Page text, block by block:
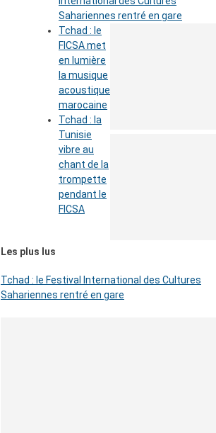
Sahariennes rentré en gare
Tchad : le
FICSA met
en lumière
la musique
acoustique
marocaine
Tchad : la
Tunisie
vibre au
chant de la
trompette
pendant le
FICSA
Les plus lus
Tchad : le Festival International des Cultures
Sahariennes rentré en gare